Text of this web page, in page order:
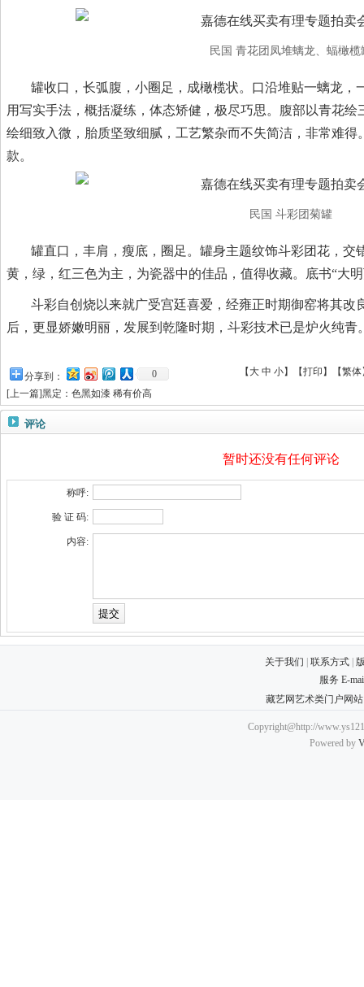
民国 青花团凤堆螭龙、蝠橄榄
罐收口，长弧腹，小圈足，成橄榄状。口沿堆贴一螭龙，
用写实手法，概括凝练，体态矫健，极尽巧思。腹部以青花
绘细致入微，胎质坚致细腻，工艺繁杂而不失简洁，非常难得
款。
民国 斗彩团菊罐
罐直口，丰肩，瘦底，圈足。罐身主题纹饰斗彩团花，交
黄，绿，红三色为主，为瓷器中的佳品，值得收藏。底书“大
斗彩自创烧以来就广受宫廷喜爱，经雍正时期御窑将其改
后，更显娇嫩明丽，发展到乾隆时期，斗彩技术已是炉火纯青
分享到： 0 【 大 中 小】【打印 】 【繁体
[上一篇]黑定：色黑如漆 稀有价高
评论
暂时还没有任何评论
称呼:
验 证 码:
内容:
关于我们 联系方式
服务 E-
藏艺网艺术类门户网
Copyright@http://
Powered by